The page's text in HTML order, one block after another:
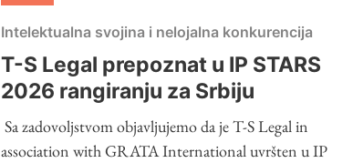
Intelektualna svojina i nelojalna konkurencija
T-S Legal prepoznat u IP STARS
2026 rangiranju za Srbiju
Sa zadovoljstvom objavljujemo da je T-S Legal in
association with GRATA International uvršten u IP